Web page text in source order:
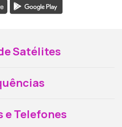
Satélites
e Telefones